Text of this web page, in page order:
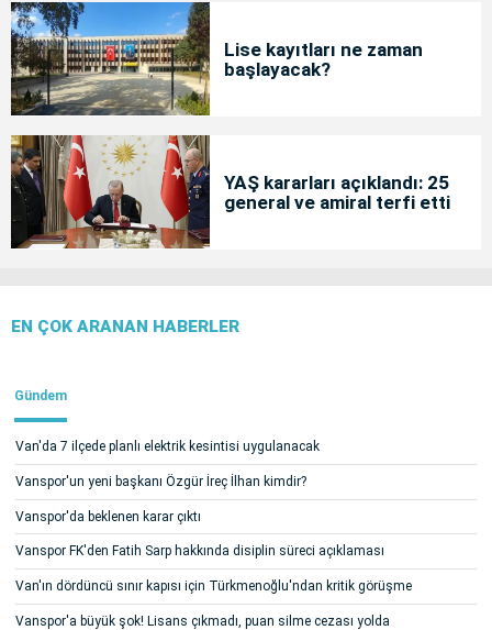
Lise kayıtları ne zaman
başlayacak?
YAŞ kararları açıklandı: 25
general ve amiral terfi etti
EN ÇOK ARANAN HABERLER
Gündem
Van'da 7 ilçede planlı elektrik kesintisi uygulanacak
Vanspor'un yeni başkanı Özgür İreç İlhan kimdir?
Vanspor'da beklenen karar çıktı
Vanspor FK'den Fatih Sarp hakkında disiplin süreci açıklaması
Van'ın dördüncü sınır kapısı için Türkmenoğlu'ndan kritik görüşme
Vanspor'a büyük şok! Lisans çıkmadı, puan silme cezası yolda